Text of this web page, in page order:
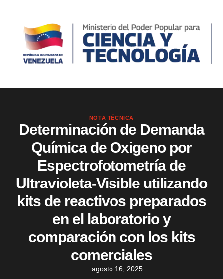
NOTA TÉCNICA
Determinación de Demanda
Química de Oxigeno por
Espectrofotometría de
Ultravioleta-Visible utilizando
kits de reactivos preparados
en el laboratorio y
comparación con los kits
comerciales
agosto 16, 2025